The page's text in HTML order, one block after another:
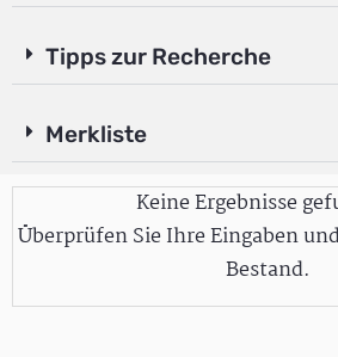
Tipps zur Recherche
Merkliste
Keine Ergebnisse
Überprüfen Sie Ihre Eingaben
Bestand.